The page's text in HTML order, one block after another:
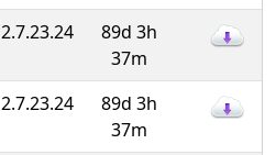
2.7.23.24
89d 3h
37m
2.7.23.24
89d 3h
37m